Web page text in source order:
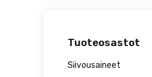
Tuoteosastot
Siivousaineet